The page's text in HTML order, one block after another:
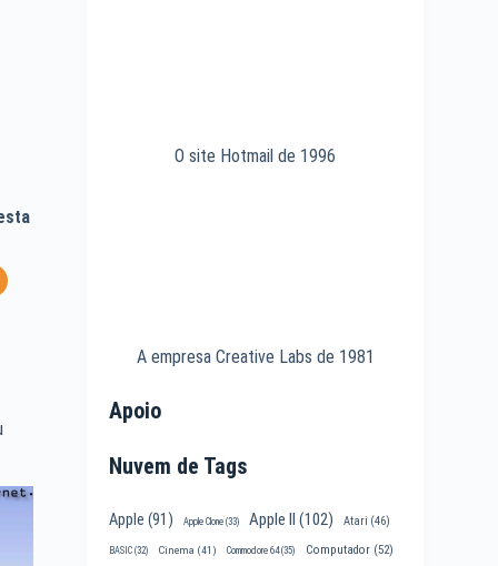
O site Hotmail de 1996
A empresa Creative Labs de 1981
Apoio
Nuvem de Tags
Apple (91) Apple Clone (33) Apple II (102) Atari (46)
BASIC (32) Cinema (41) Commodore 64(35) Computador (52)